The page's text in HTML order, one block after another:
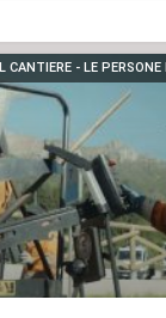
IL CANTIERE - LE